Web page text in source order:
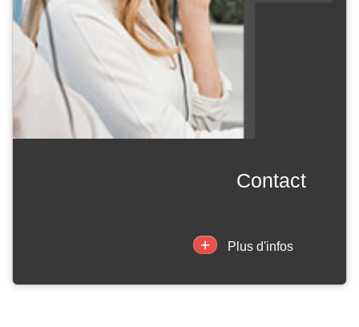
contact
+ Plus d'infos